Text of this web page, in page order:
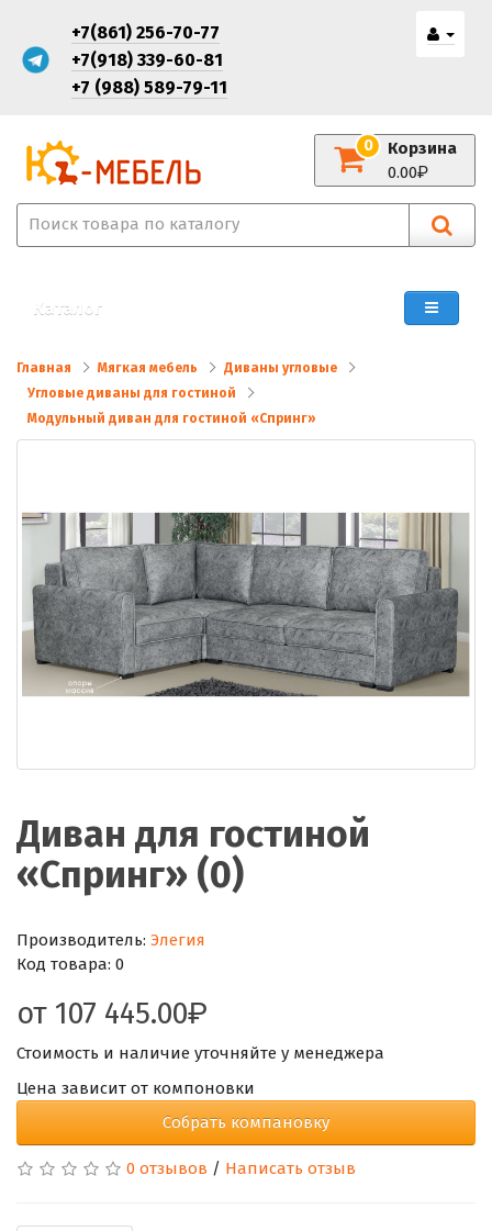
+7(861) 256-70-77
+7(918) 339-60-81
+7 (988) 589-79-11
Корзина
0
0.00
Каталог
Главная Мягкая мебель
Диваны угловые
Угловые диваны для гостиной
Модульный диван для гостиной «Спринг»
Диван для гостиной
«Спринг» (0)
Производитель: Элегия
Код товара: 0
от 107 445.00
Стоимость и наличие уточняйте у менеджера
Цена зависит от компоновки
Собрать компановку
0 отзывов / Написать отзыв